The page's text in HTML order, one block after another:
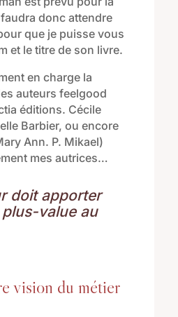
donc attendre
que je puisse vous
et le titre de son livre.
en charge la
auteurs feelgood
éditions. Cécile
Barbier, ou encore
Ann. P. Mikael)
mes autrices…
doit apporter
value au
vision du métier